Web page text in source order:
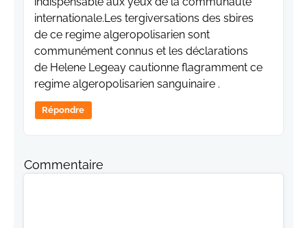
internationale.Les tergiversations des sbires
de ce regime algeropolisarien sont
communément connus et les déclarations
de Helene Legeay cautionne flagramment ce
regime algeropolisarien sanguinaire .
Répondre
Commentaire